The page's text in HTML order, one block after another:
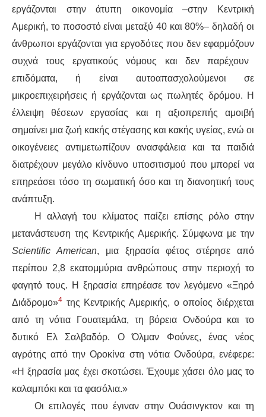
εργάζονται στηνάτυπη οικονομία –στην Κεντρική
Αμερική, το ποσοστό είναι μεταξύ 40 και 80%– δηλαδή οι
άνθρωποι εργάζονται για εργοδότες που δεν εφαρμόζουν
συχνά τους εργατικούς νόμους και δεν παρέχουν
επιδόματα, ή είναι αυτοαπασχολούμενοι σε
μικροεπιχειρήσεις ή εργάζονταιωςπωλητές δρόμου. Η
έλλειψη θέσεων εργασίας και η αξιοπρεπής αμοιβή
σημαίνει μια ζωή κακής στέγασης και κακής υγείας, ενώ οι
οικογένειες αντιμετωπίζουν ανασφάλεια και τα παιδιά
διατρέχουν μεγάλο κίνδυνο υποσιτισμού που μπορεί να
επηρεάσει τόσο τη σωματική όσο και τη διανοητική τους
ανάπτυξη.
Η αλλαγή του κλίματος παίζει επίσης ρόλο στην
μετανάστευση της Κεντρικής Αμερικής. Σύμφωνα με την
Scientific American, μια ξηρασία φέτος στέρησε από
περίπου 2,8 εκατομμύρια ανθρώπους στην περιοχή το
φαγητό τους. Η ξηρασία επηρέασε τον λεγόμενο «Ξηρό
Διάδρομο»4 της Κεντρικής Αμερικής, ο οποίος διέρχεται
από τη νότια Γουατεμάλα, τη βόρεια Ονδούρα και το
δυτικό Ελ Σαλβαδόρ. ΟΌλμαν Φούνες, ένας νέος
αγρότης από τηνΟροκίνα στη νότια Ονδούρα,ενέφερε:
«Η ξηρασία μας έχει σκοτώσει. Έχουμε χάσει όλομας το
καλαμπόκι και τα φασόλια.»
Οι επιλογές που έγιναν στην Ουάσινγκτον και τη